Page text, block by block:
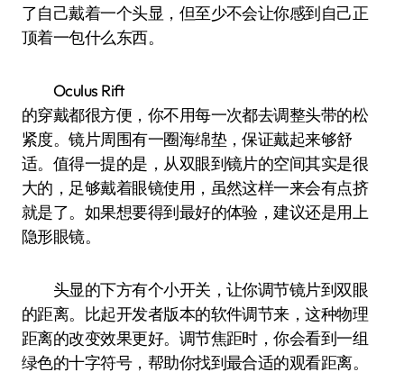
了自己戴着一个头显，但至少不会让你感到自己正
顶着一包什么东西。
Oculus Rift
的穿戴都很方便，你不用每一次都去调整头带的松
紧度。镜片周围有一圈海绵垫，保证戴起来够舒
适。值得一提的是，从双眼到镜片的空间其实是很
大的，足够戴着眼镜使用，虽然这样一来会有点挤
就是了。如果想要得到最好的体验，建议还是用上
隐形眼镜。
头显的下方有个小开关，让你调节镜片到双眼
的距离。比起开发者版本的软件调节来，这种物理
距离的改变效果更好。调节焦距时，你会看到一组
绿色的十字符号，帮助你找到最合适的观看距离。